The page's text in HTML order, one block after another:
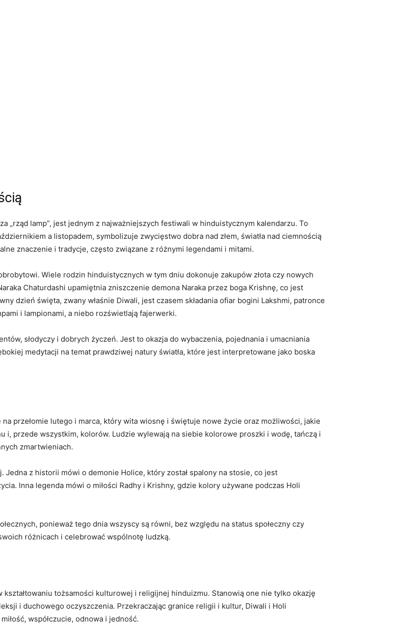
„rząd lamp”, jest jednym z najważniejszych festiwali w hinduistycznym kalendarzu. To
a listopadem, symbolizuje zwycięstwo dobra nad złem, światła nad ciemnością
znaczenie i tradycje, często związane z różnymi legendami i mitami.
Wiele rodzin hinduistycznych w tym dniu dokonuje zakupów złota czy nowych
Chaturdashi upamiętnia zniszczenie demona Naraka przez boga Krishnę, co jest
dzień święta, zwany właśnie Diwali, jest czasem składania ofiar bogini Lakshmi, patronce
i lampionami, a niebo rozświetlają fajerwerki.
słodyczy i dobrych życzeń. Jest to okazja do wybaczenia, pojednania i umacniania
medytacji na temat prawdziwej natury światła, które jest interpretowane jako boska
przełomie lutego i marca, który wita wiosnę i świętuje nowe życie oraz możliwości, jakie
i, przede wszystkim, kolorów. Ludzie wylewają na siebie kolorowe proszki i wodę, tańczą i
zmartwieniach.
z historii mówi o demonie Holice, który został spalony na stosie, co jest
Inna legenda mówi o miłości Radhy i Krishny, gdzie kolory używane podczas Holi
ponieważ tego dnia wszyscy są równi, bez względu na status społeczny czy
różnicach i celebrować wspólnotę ludzką.
tożsamości kulturowej i religijnej hinduizmu. Stanowią one nie tylko okazję
i duchowego oczyszczenia. Przekraczając granice religii i kultur, Diwali i Holi
współczucie, odnowa i jedność.